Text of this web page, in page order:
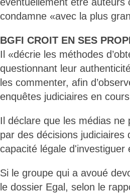
condamne «avec la plus
BGFI CROIT EN SES
Il «décrie les méthodes
questionnant leur
les commenter, afin
enquêtes judiciaires en
Il déclare que les médias
par des décisions
capacité légale d'investiguer
Si le groupe qui a avoué
le dossier Egal, selon le